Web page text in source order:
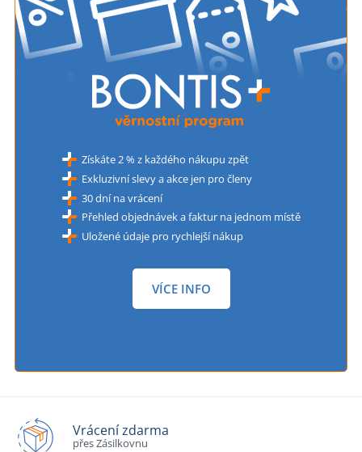
Získáte 2 % z každého nákupu zpět
Exkluzivní slevy a akce jen pro členy
30 dní na vrácení
Přehled objednávek a faktur na jednom místě
Uložené údaje pro rychlejší nákup
VÍCE INFO
Vrácení zdarma
přes Zásilkovnu